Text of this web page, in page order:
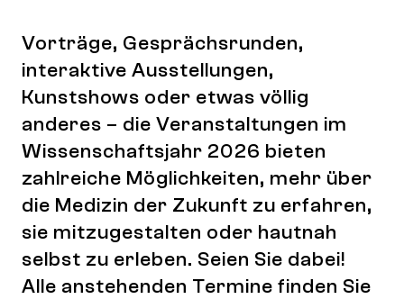
Vorträge, Gesprächsrunden,
interaktive Ausstellungen,
Kunstshows oder etwas völlig
anderes – die Veranstaltungen im
Wissenschaftsjahr 2026 bieten
zahlreiche Möglichkeiten, mehr über
die Medizin der Zukunft zu erfahren,
sie mitzugestalten oder hautnah
selbst zu erleben. Seien Sie dabei!
Alle anstehenden Termine finden Sie